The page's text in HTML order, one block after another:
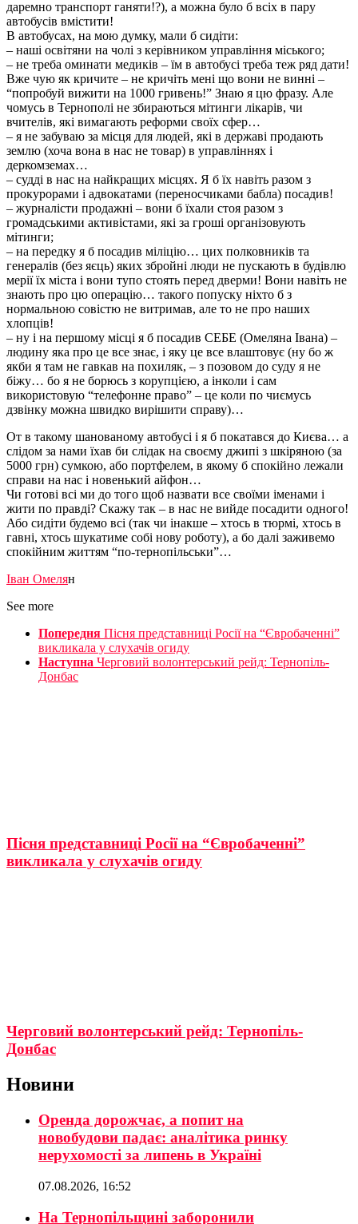
даремно транспорт ганяти!?), а можна було б всіх в пару
автобусів вмістити!
В автобусах, на мою думку, мали б сидіти:
– наші освітяни на чолі з керівником управління міського;
– не треба оминати медиків – їм в автобусі треба теж ряд дати!
Вже чую як кричите – не кричіть мені що вони не винні –
“попробуй вижити на 1000 гривень!” Знаю я цю фразу. Але
чомусь в Тернополі не збираються мітинги лікарів, чи
вчителів, які вимагають реформи своїх сфер…
– я не забуваю за місця для людей, які в державі продають
землю (хоча вона в нас не товар) в управліннях і
деркомземах…
– судді в нас на найкращих місцях. Я б їх навіть разом з
прокурорами і адвокатами (переносчиками бабла) посадив!
– журналісти продажні – вони б їхали стоя разом з
громадськими активістами, які за гроші організовують
мітинги;
– на передку я б посадив міліцію… цих полковників та
генералів (без яєць) яких збройні люди не пускають в будівлю
мерії їх міста і вони тупо стоять перед дверми! Вони навіть не
знають про цю операцію… такого попуску ніхто б з
нормальною совістю не витримав, але то не про наших
хлопців!
– ну і на першому місці я б посадив СЕБЕ (Омеляна Івана) –
людину яка про це все знає, і яку це все влаштовує (ну бо ж
якби я там не гавкав на похиляк, – з позовом до суду я не
біжу… бо я не борюсь з корупцією, а інколи і сам
використовую “телефонне право” – це коли по чиємусь
дзвінку можна швидко вирішити справу)…
От в такому шанованому автобусі і я б покатався до Києва… а
слідом за нами їхав би слідак на своєму джипі з шкіряною (за
5000 грн) сумкою, або портфелем, в якому б спокійно лежали
справи на нас і новенький айфон…
Чи готові всі ми до того щоб назвати все своїми іменами і
жити по правді? Скажу так – в нас не вийде посадити одного!
Або сидіти будемо всі (так чи інакше – хтось в тюрмі, хтось в
гавні, хтось шукатиме собі нову роботу), а бо далі заживемо
спокійним життям “по-тернопільськи”…
Іван Омелян
See more
Попередня Пісня представниці Росії на “Євробаченні”
викликала у слухачів огиду
Наступна Черговий волонтерський рейд: Тернопіль-
Донбас
Пісня представниці Росії на “Євробаченні”
викликала у слухачів огиду
Черговий волонтерський рейд: Тернопіль-
Донбас
Новини
Оренда дорожчає, а попит на
новобудови падає: аналітика ринку
нерухомості за липень в Україні
07.08.2026, 16:52
На Тернопільщині заборонили